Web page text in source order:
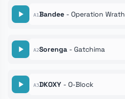
A1Bandee - Operation Wrath
A2Sorenga - Gatchima
A3DKOXY - O​-​Block